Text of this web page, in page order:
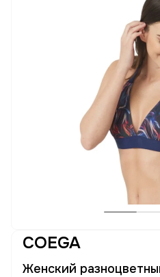
COEGA
Женский